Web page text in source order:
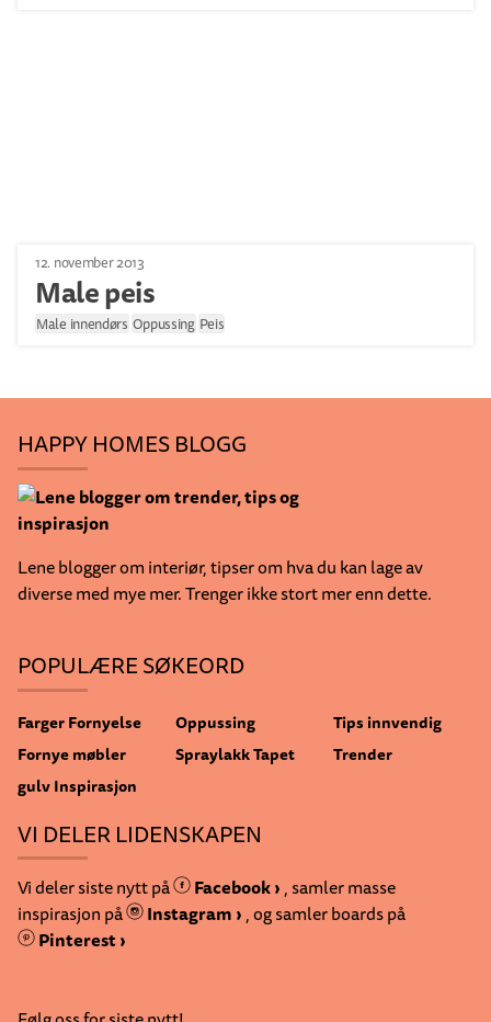
12. november 2013
Male peis
Male innendørs Oppussing Peis
HAPPY HOMES BLOGG
Lene blogger om interiør, tipser om hva du kan lage av
diverse med mye mer. Trenger ikke stort mer enn dette.
POPULÆRE SØKEORD
FargerFornyelse
Fornye møbler
gulvInspirasjon
Oppussing
SpraylakkTapet
Tips innvendig
Trender
VI DELER LIDENSKAPEN
Vi deler siste nytt på Facebook ›, samler masse
inspirasjon på
Instagram ›, og samler boards på
Pinterest ›